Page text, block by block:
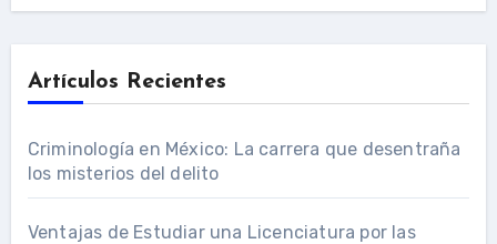
Artículos Recientes
Criminología en México: La carrera que desentraña
los misterios del delito
Ventajas de Estudiar una Licenciatura por las